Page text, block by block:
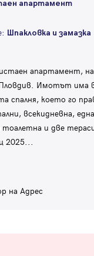
апартамент
Шпакловка и замазка
апартамент,
Имотът има
спалня, което го
всекидневна,
и две
2025...
на Адрес